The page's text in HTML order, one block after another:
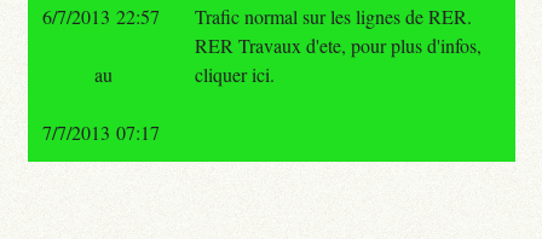
6/7/2013 22:57
Trafic normal sur les lignes de RER.
RER Travaux d'ete, pour plus d'infos,
cliquer ici.
au
7/7/2013 07:17